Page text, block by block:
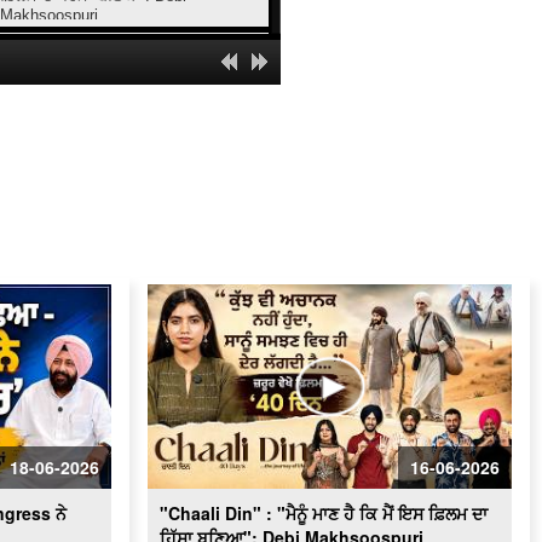
Makhsoospuri
City : ‘‘ਅੰਮ੍ਰਿਤਸਰ ’ਚ ਸਫ਼ਾਈ ਸਮੱਸਿਆ 80
ਫ਼ੀਸਦੀ ਤੱਕ ਹੋ ਚੁੱਕੀ ਹੈ ਹੱਲ’’
ਸੁਰਜੀਤ ਸਿੰਘ ਰੱਖੜਾ ਦੀ Exclusive
ਇੰਟਰਵਿਊ
Femina Miss India : Yashika Sharma
ਕਿਵੇਂ ਬਣੀ Jalandhar ਦੀ ਕੁੜੀ ?
PTC ਛੱਡਣਾ ਜ਼ਰੂਰੀ ਸੀ ਜਾਂ ਮਜ਼ਬੂਰੀ ?
Rabindra Narayan ਨੇ ਦੱਸੇ ਚੈਨਲਾਂ ਦੇ ਭੇਤ
MLA Sukhanand ਦਾ ਖੁੱਲ੍ਹਾ challenge
18-06-2026
ਨੇ
16-06-2026
"Chaali Din" : "ਮੈਨੂੰ ਮਾਣ ਹੈ ਕਿ ਮੈਂ ਇਸ ਫ਼ਿਲਮ ਦਾ